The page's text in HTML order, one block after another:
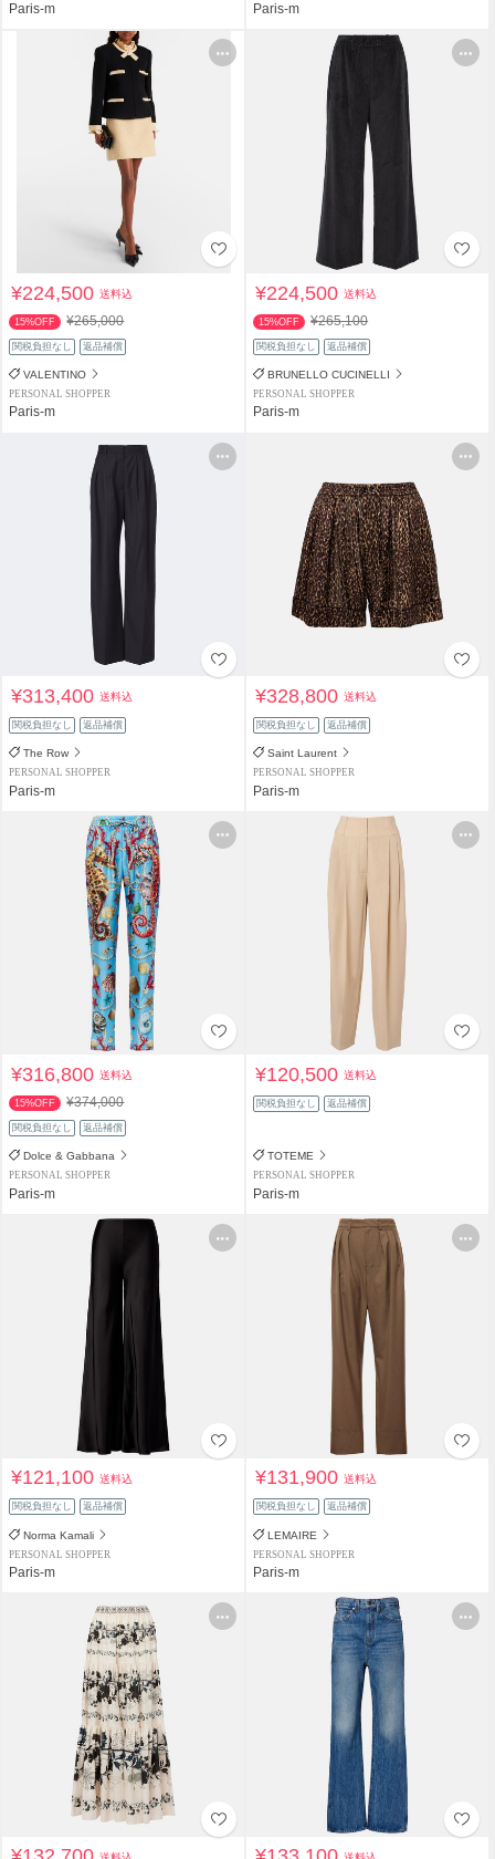
Paris-m Paris-m
¥224,500送料込
15%OFF ¥265,000
関税負担なし 返品補償
VALENTINO
PERSONAL SHOPPER
Paris-m
¥224,500送料込
15%OFF ¥265,100
関税負担なし 返品補償
BRUNELLO CUCINELLI
PERSONAL SHOPPER
Paris-m
¥313,400送料込
関税負担なし 返品補償
The Row
PERSONAL SHOPPER
Paris-m
¥328,800送料込
関税負担なし 返品補償
Saint Laurent
PERSONAL SHOPPER
Paris-m
¥316,800送料込
15%OFF ¥374,000
関税負担なし 返品補償
Dolce & Gabbana
PERSONAL SHOPPER
Paris-m
¥120,500送料込
関税負担なし 返品補償
TOTEME
PERSONAL SHOPPER
Paris-m
¥121,100送料込
関税負担なし 返品補償
Norma Kamali
PERSONAL SHOPPER
Paris-m
¥131,900送料込
関税負担なし 返品補償
LEMAIRE
PERSONAL SHOPPER
Paris-m